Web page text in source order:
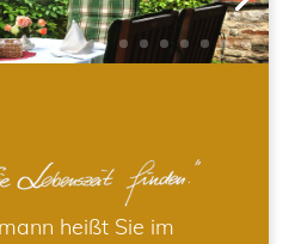
heißt Sie im